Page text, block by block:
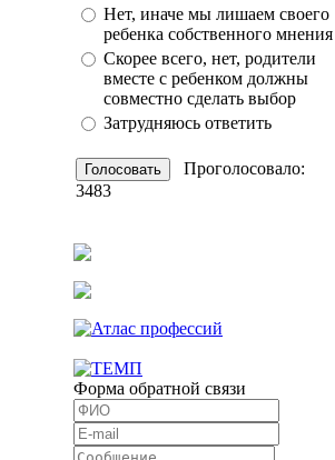
Нет, иначе мы лишаем своего
ребенка собственного мнения
Скорее всего, нет, родители
вместе с ребенком должны
совместно сделать выбор
Затрудняюсь ответить
Проголосовало:
3483
Форма обратной связи